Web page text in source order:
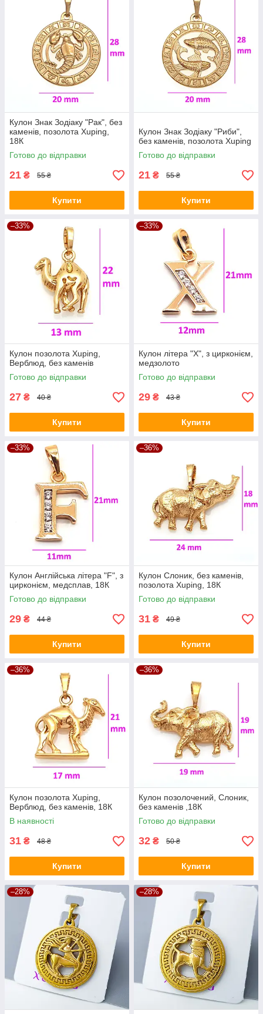
Кулон Знак Зодіаку "Рак", без
каменів, позолота Xuping,
18К
Готово до відправки
21 ₴ 55 ₴
Купити
Кулон Знак Зодіаку "Риби",
без каменів, позолота Xuping
Готово до відправки
21 ₴ 55 ₴
Купити
–33%
Кулон позолота Xuping,
Верблюд, без каменів
Готово до відправки
27 ₴ 40 ₴
Купити
–33%
Кулон літера "Х", з цирконієм,
медзолото
Готово до відправки
29 ₴ 43 ₴
Купити
–33%
Кулон Англійська літера "F", з
цирконієм, медсплав, 18К
Готово до відправки
29 ₴ 44 ₴
Купити
–36%
Кулон Слоник, без каменів,
позолота Xuping, 18К
Готово до відправки
31 ₴ 49 ₴
Купити
–36%
Кулон позолота Xuping,
Верблюд, без каменів, 18К
В наявності
31 ₴ 48 ₴
Купити
–36%
Кулон позолочений, Слоник,
без каменів ,18К
Готово до відправки
32 ₴ 50 ₴
Купити
–28% –28%